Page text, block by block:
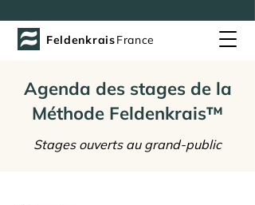
FeldenkraisFrance
Agenda des stages de la
Méthode Feldenkrais™
Stages ouverts au grand-public